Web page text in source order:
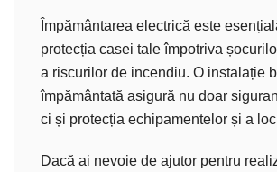
Împământarea electrică este
protecția casei tale împotriva
a riscurilor de incendiu. O instalație
împământată asigură nu doar
ci și protecția echipamentelor și a
Dacă ai nevoie de ajutor pentru